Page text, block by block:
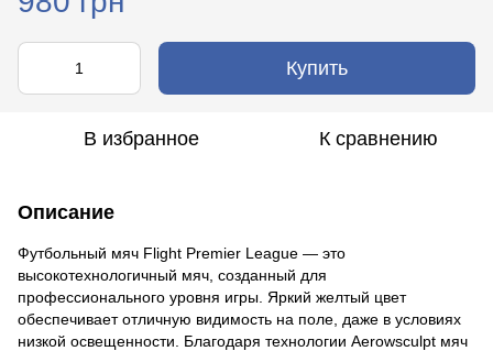
Купить
В избранное К сравнению
Описание
Футбольный мяч Flight Premier League — это
высокотехнологичный мяч, созданный для
профессионального уровня игры. Яркий желтый цвет
обеспечивает отличную видимость на поле, даже в условиях
низкой освещенности. Благодаря технологии Aerowsculpt мяч